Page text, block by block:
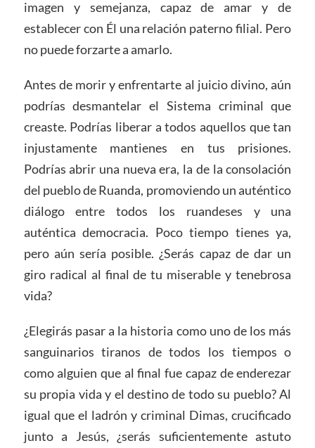
imagen y semejanza, capaz de amar y de
establecer con Él una relación paterno filial. Pero
no puede forzarte a amarlo.
Antes de morir y enfrentarte al juicio divino, aún
podrías desmantelar el Sistema criminal que
creaste. Podrías liberar a todos aquellos que tan
injustamente mantienes en tus prisiones.
Podrías abrir una nueva era, la de la consolación
del pueblo de Ruanda, promoviendo un auténtico
diálogo entre todos los ruandeses y una
auténtica democracia. Poco tiempo tienes ya,
pero aún sería posible. ¿Serás capaz de dar un
giro radical al final de tu miserable y tenebrosa
vida?
¿Elegirás pasar a la historia como uno de los más
sanguinarios tiranos de todos los tiempos o
como alguien que al final fue capaz de enderezar
su propia vida y el destino de todo su pueblo? Al
igual que el ladrón y criminal Dimas, crucificado
junto a Jesús, ¿serás suficientemente astuto